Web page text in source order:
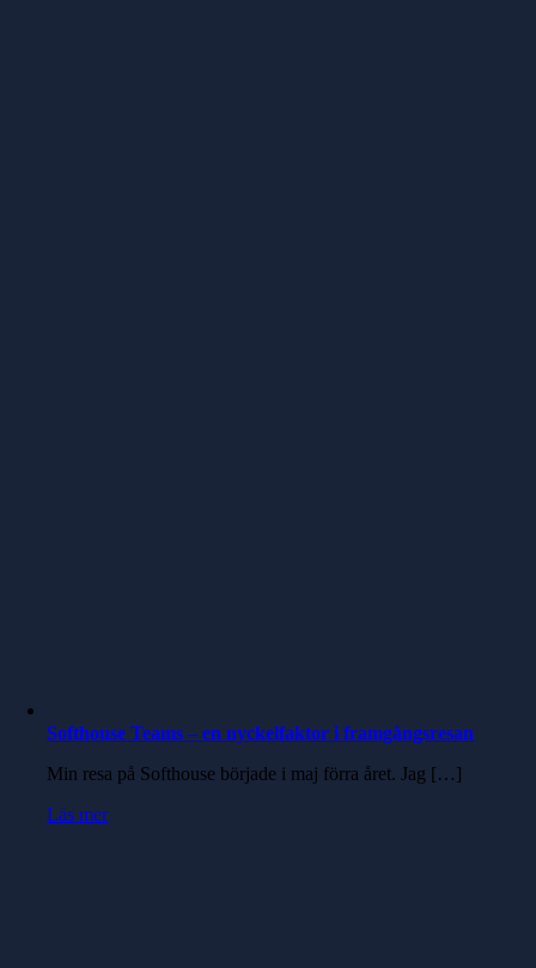
Softhouse Teams – en nyckelfaktor i framgångsresan
Min resa på Softhouse började i maj förra året. Jag […]
Läs mer